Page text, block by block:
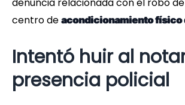
denuncia relacionada con el robo
centro de acondicionamiento físico
Intentó huir al
presencia policial